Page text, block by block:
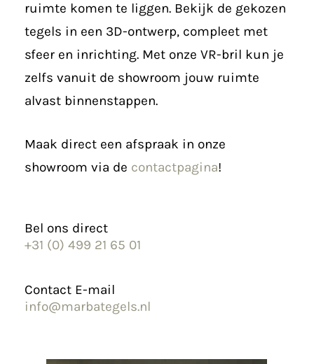
ruimte komen te liggen. Bekijk de gekozen
tegels in een 3D-ontwerp, compleet met
sfeer en inrichting. Met onze VR-bril kun je
zelfs vanuit de showroom jouw ruimte
alvast binnenstappen.
Maak direct een afspraak in onze
showroom via de contactpagina!
Bel ons direct
+31 (0) 499 21 65 01
Contact E-mail
info@marbategels.nl